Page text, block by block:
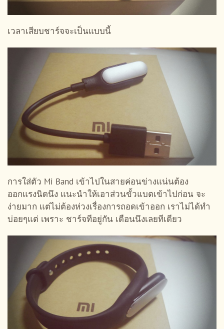
เวลาเสียบชาร์จจะเป็นแบบนี้
การใส่ตัว Mi Band เข้าไปในสายค่อนข่างแน่นต้อง
ออกแรงนิดนึง แนะนำให้เอาส่วนขั้วแบตเข้าไปก่อน จะ
ง่ายมาก แต่ไม่ต้องห่วงเรื่องการถอดเข้าออก เราไม่ได้ทำ
บ่อยๆแต่ เพราะ ชาร์จทีอยู่กัน เดือนนึงเลยทีเดียว